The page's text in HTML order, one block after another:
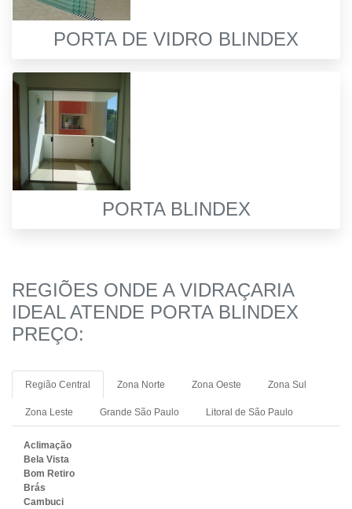
PORTA DE VIDRO BLINDEX
PORTA BLINDEX
REGIÕES ONDE A VIDRAÇARIA
IDEAL ATENDE PORTA BLINDEX
PREÇO:
Região Central Zona Norte Zona Oeste Zona Sul
Zona Leste Grande São Paulo Litoral de São Paulo
Aclimação
Bela Vista
Bom Retiro
Brás
Cambuci